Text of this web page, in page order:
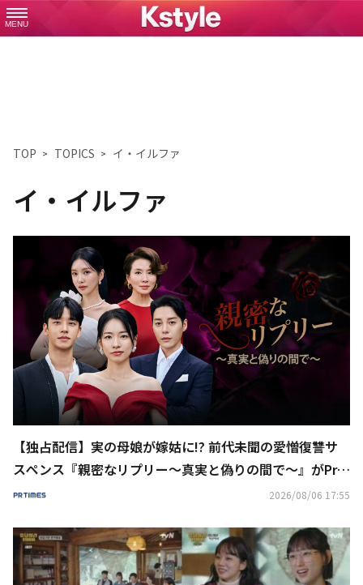
MENU
TOP TOPICS イ・イルファ
イ・イルファ
【独占配信】実の母娘が嫁姑に!? 前代未聞の愛憎復讐サ
スペンス『親密なリプリー～真実と偽りの間で～』がPri
me Video“チャンネルK”で独占配信開始！
2026/08/06 17:55